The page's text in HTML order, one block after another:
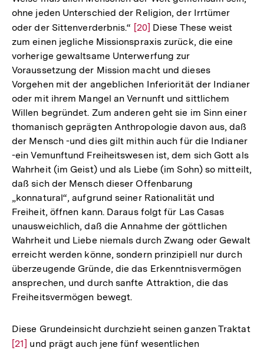
ohne jeden Unterschied der Religion, der Irrtümer
oder der Sittenverderbnis.“ Zur
Auflösung
der
Fußnote
[20] Diese These weist
zum einen jegliche Missionspraxis zurück, die eine
vorherige gewaltsame Unterwerfung zur
Voraussetzung der Mission macht und dieses
Vorgehen mit der angeblichen Inferiorität der Indianer
oder mit ihrem Mangel an Vernunft und sittlichem
Willen begründet. Zum anderen geht sie im Sinn einer
thomanisch geprägten Anthropologie davon aus, daß
der Mensch -und dies gilt mithin auch für die Indianer
-ein Vemunftund Freiheitswesen ist, dem sich Gott als
Wahrheit (im Geist) und als Liebe (im Sohn) so mitteilt,
daß sich der Mensch dieser Offenbarung
„konnatural“, aufgrund seiner Rationalität und
Freiheit, öffnen kann. Daraus folgt für Las Casas
unausweichlich, daß die Annahme der göttlichen
Wahrheit und Liebe niemals durch Zwang oder Gewalt
erreicht werden könne, sondern prinzipiell nur durch
überzeugende Gründe, die das Erkenntnisvermögen
ansprechen, und durch sanfte Attraktion, die das
Freiheitsvermögen bewegt.
Diese Grundeinsicht durchzieht seinen ganzen Traktat
Zur
[21] und prägt auch jene fünf wesentlichen